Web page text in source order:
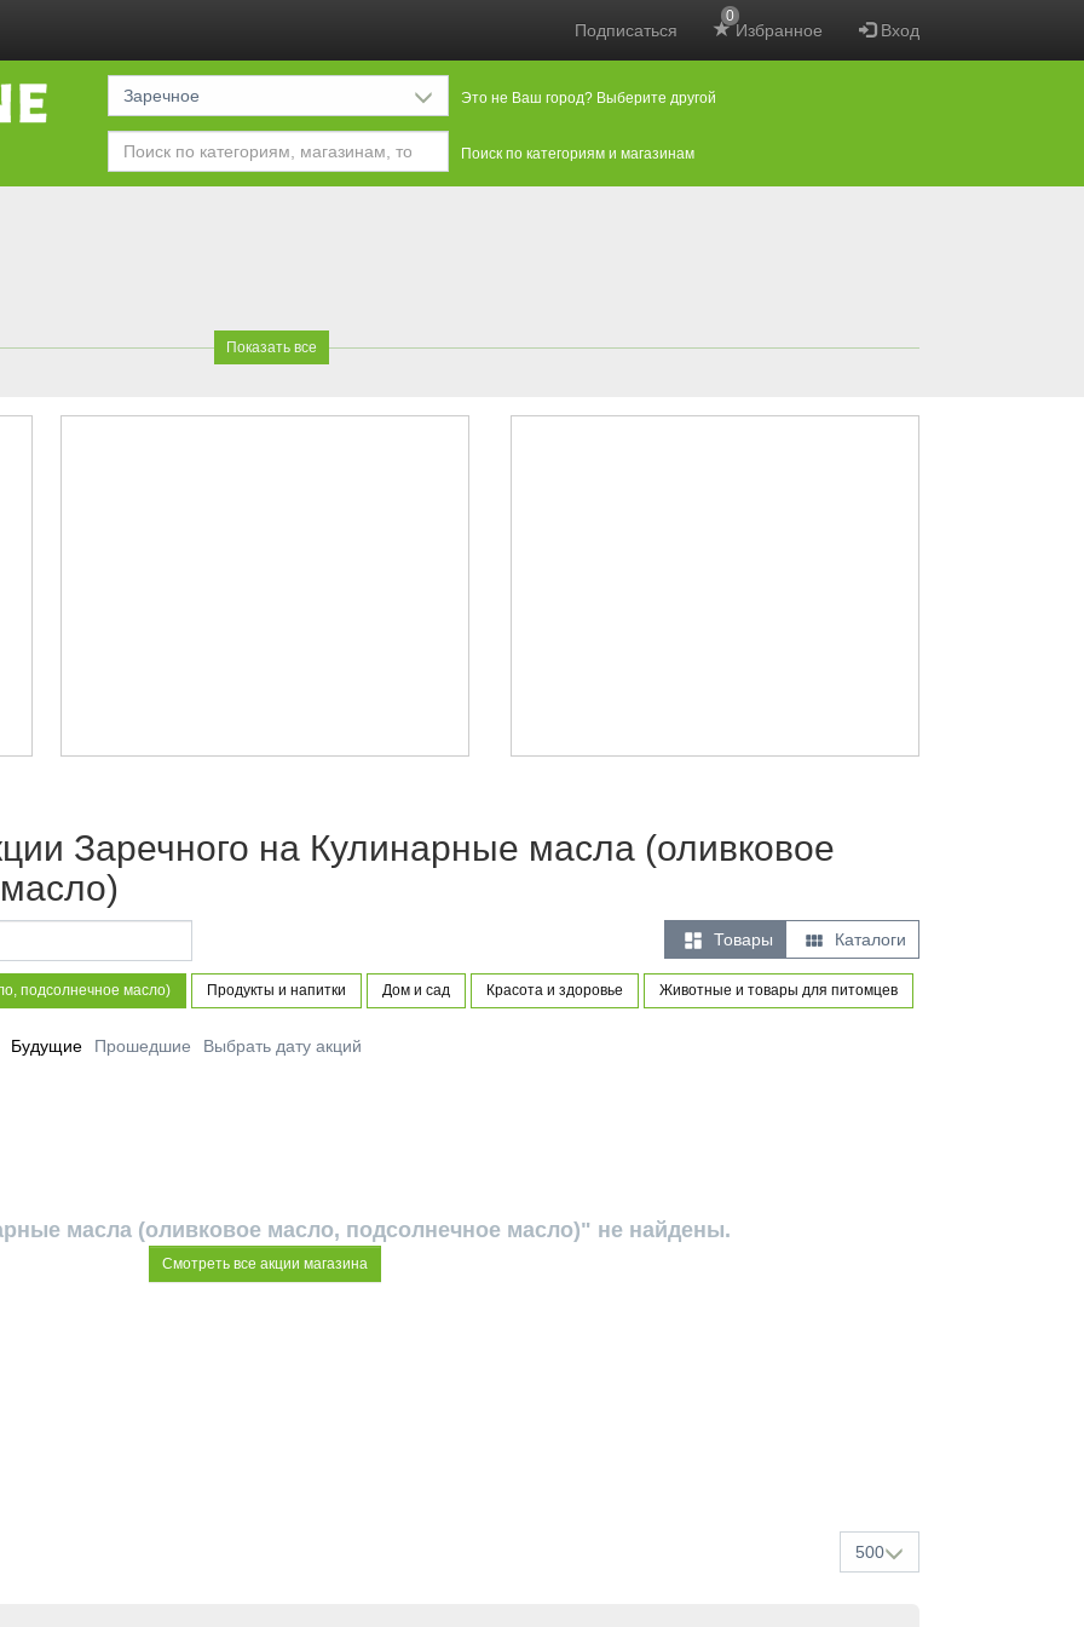
Подписаться Избранное
0
Вход
Заречное Это не Ваш город? Выберите другой
Поиск по категориям и магазинам
Показать все
Заречного на Кулинарные масла (оливковое
 Товары  Каталоги
подсолнечное масло) Продукты и напитки Дом и сад Красота и здоровье Животные и товары для питомцев
Будущие Прошедшие Выбрать дату акций
масла (оливковое масло, подсолнечное масло)" не найдены.
Смотреть все акции магазина
500